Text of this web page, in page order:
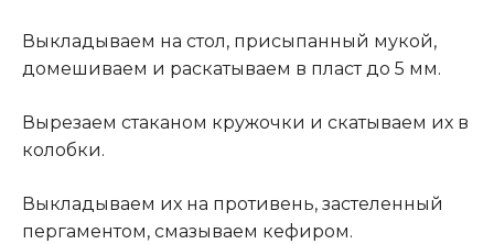
Выкладываем на стол, присыпанный мукой,
домешиваем и раскатываем в пласт до 5 мм.
Вырезаем стаканом кружочки и скатываем их в
колобки.
Выкладываем их на противень, застеленный
пергаментом, смазываем кефиром.